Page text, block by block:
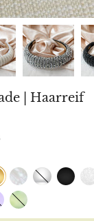
| Haarreif
Perlen Grau Schwarz Weiß
Grün